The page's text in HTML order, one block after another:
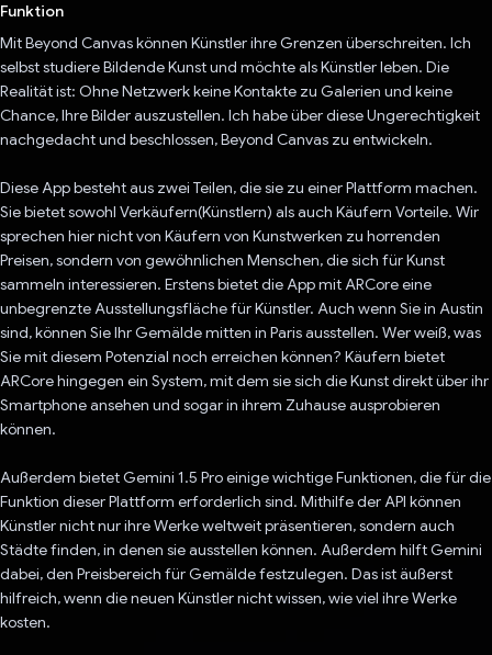
Funktion
Mit Beyond Canvas können Künstler ihre Grenzen überschreiten. Ich
selbst studiere Bildende Kunst und möchte als Künstler leben. Die
Realität ist: Ohne Netzwerk keine Kontakte zu Galerien und keine
Chance, Ihre Bilder auszustellen. Ich habe über diese Ungerechtigkeit
nachgedacht und beschlossen, Beyond Canvas zu entwickeln.
Diese App besteht aus zwei Teilen, die sie zu einer Plattform machen.
Sie bietet sowohl Verkäufern(Künstlern) als auch Käufern Vorteile. Wir
sprechen hier nicht von Käufern von Kunstwerken zu horrenden
Preisen, sondern von gewöhnlichen Menschen, die sich für Kunst
sammeln interessieren. Erstens bietet die App mit ARCore eine
unbegrenzte Ausstellungsfläche für Künstler. Auch wenn Sie in Austin
sind, können Sie Ihr Gemälde mitten in Paris ausstellen. Wer weiß, was
Sie mit diesem Potenzial noch erreichen können? Käufern bietet
ARCore hingegen ein System, mit dem sie sich die Kunst direkt über ihr
Smartphone ansehen und sogar in ihrem Zuhause ausprobieren
können.
Außerdem bietet Gemini 1.5 Pro einige wichtige Funktionen, die für die
Funktion dieser Plattform erforderlich sind. Mithilfe der API können
Künstler nicht nur ihre Werke weltweit präsentieren, sondern auch
Städte finden, in denen sie ausstellen können. Außerdem hilft Gemini
dabei, den Preisbereich für Gemälde festzulegen. Das ist äußerst
hilfreich, wenn die neuen Künstler nicht wissen, wie viel ihre Werke
kosten.